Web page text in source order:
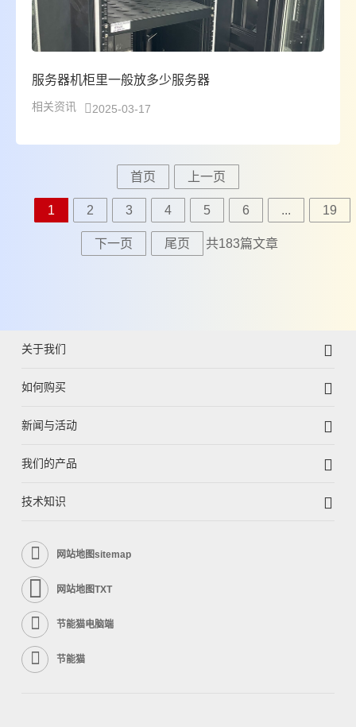
服务器机柜里一般放多少服务器
相关资讯 2025-03-17
首页 上一页
1 2 3 4 5 6 ... 19
下一页 尾页 共183篇文章
关于我们
如何购买
新闻与活动
我们的产品
技术知识
网站地图sitemap
网站地图TXT
节能猫电脑端
节能猫